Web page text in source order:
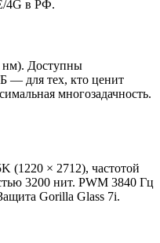
4G в РФ.
нм). Доступны
— для тех, кто ценит
многозадачность.
(1220 × 2712), частотой
3200 нит. PWM 3840 Гц
Gorilla Glass 7i.